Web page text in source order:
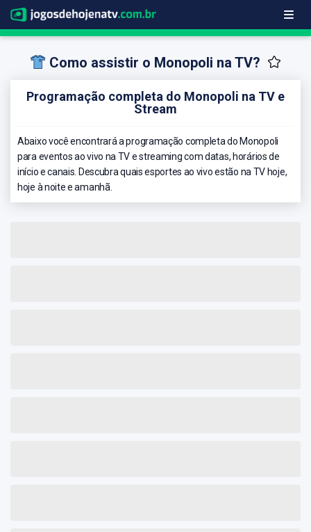
Como assistir o Monopoli na TV?
Programação completa do Monopoli na TV e
Stream
Abaixo você encontrará a programação completa do Monopoli
para eventos ao vivo na TV e streaming com datas, horários de
início e canais. Descubra quais esportes ao vivo estão na TV hoje,
hoje à noite e amanhã.